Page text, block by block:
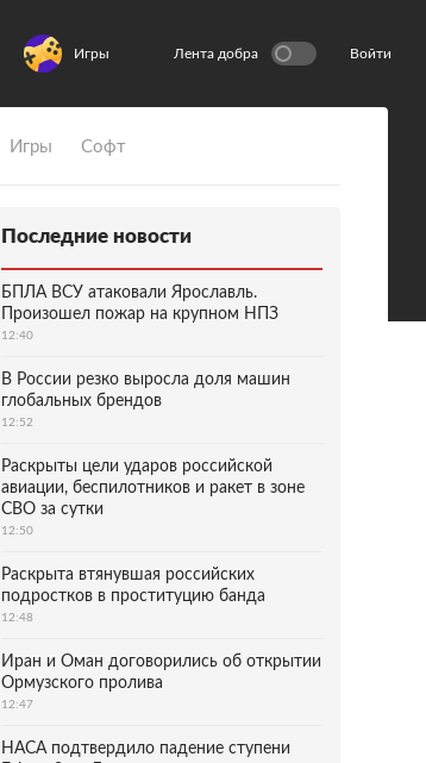
Игры Лента добра Войти
Игры Софт
Последние новости
БПЛА ВСУ атаковали Ярославль.
Произошел пожар на крупном НПЗ
12:40
В России резко выросла доля машин
глобальных брендов
12:52
Раскрыты цели ударов российской
авиации, беспилотников и ракет в зоне
СВО за сутки
12:50
Раскрыта втянувшая российских
подростков в проституцию банда
12:48
Иран и Оман договорились об открытии
Ормузского пролива
12:47
НАСА подтвердило падение ступени